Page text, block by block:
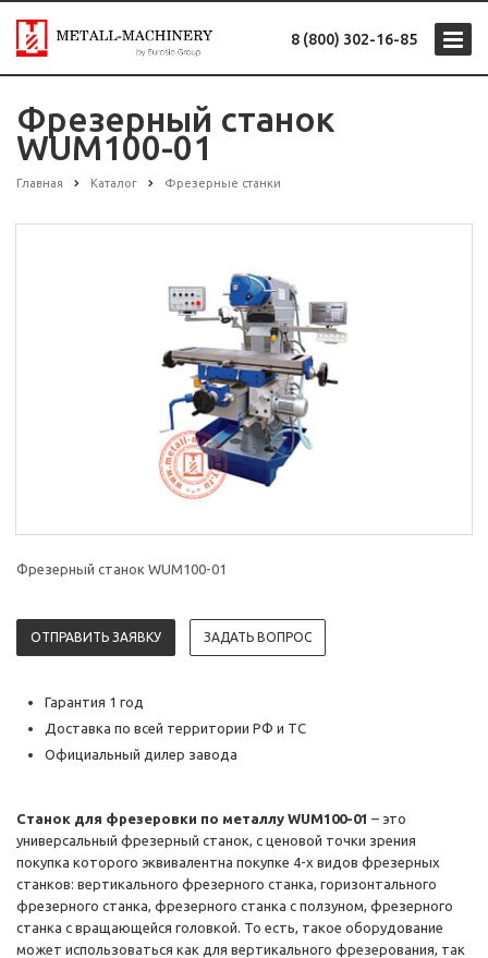
8 (800) 302-16-85
Фрезерный станок
WUM100-01
Главная Каталог Фрезерные станки
Фрезерный станок WUM100-01
ОТПРАВИТЬ ЗАЯВКУ ЗАДАТЬ ВОПРОС
Гарантия 1 год
Доставка по всей территории РФ и ТС
Официальный дилер завода
Станок для фрезеровки по металлу WUM100-01 – это
универсальный фрезерный станок, с ценовой точки зрения
покупка которого эквивалентна покупке 4-х видов фрезерных
станков: вертикального фрезерного станка, горизонтального
фрезерного станка, фрезерного станка с ползуном, фрезерного
станка с вращающейся головкой. То есть, такое оборудование
может использоваться как для вертикального фрезерования, так